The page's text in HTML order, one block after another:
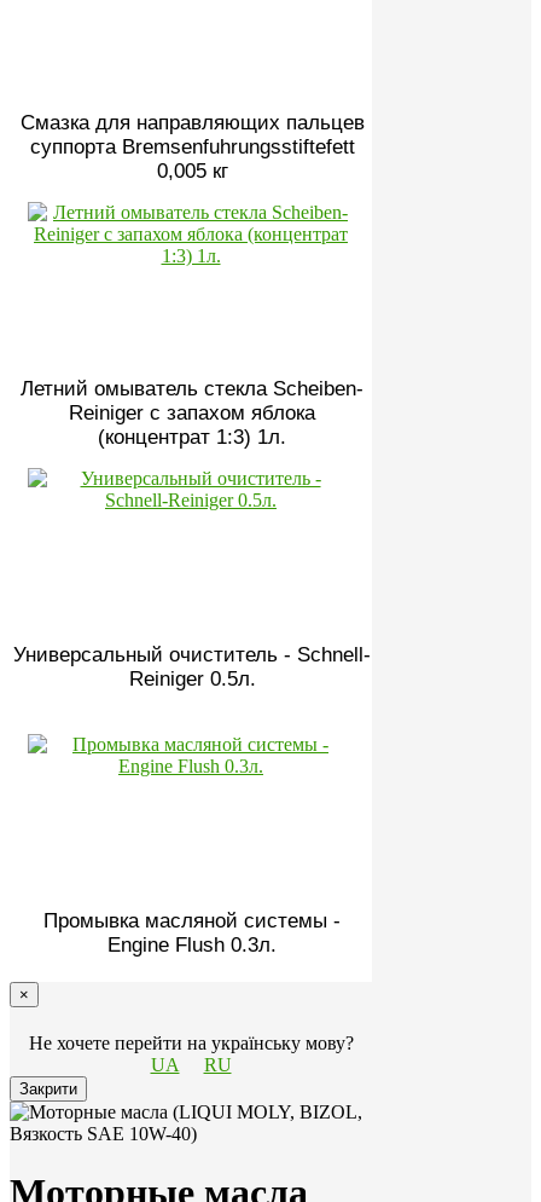
Смазка для направляющих пальцев
суппорта Bremsenfuhrungsstiftefett
0,005 кг
Летний омыватель стекла Scheiben-
Reiniger с запахом яблока
(концентрат 1:3) 1л.
Универсальный очиститель - Schnell-
Reiniger 0.5л.
Промывка масляной системы -
Engine Flush 0.3л.
×
Не хочете перейти на українську мову?
UA
RU
Закрити
Моторные масла